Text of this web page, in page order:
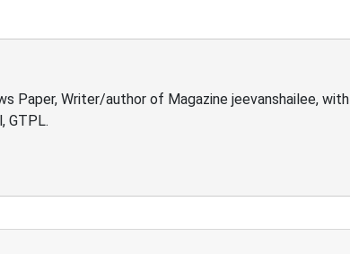
Paper, Writer/author of Magazine jeevanshailee, with
GTPL.